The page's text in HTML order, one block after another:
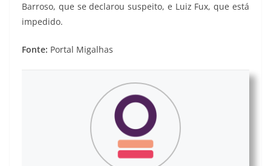
Barroso, que se declarou suspeito, e Luiz Fux, que está
impedido.
Fonte: Portal Migalhas